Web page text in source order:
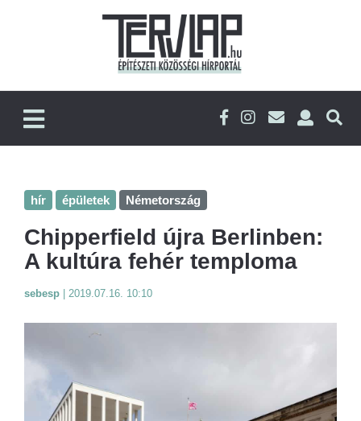
hír épületek Németország
Chipperfield újra Berlinben:
A kultúra fehér temploma
sebesp 2019.07.16. 10:10